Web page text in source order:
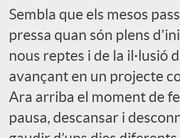
x
e
s
S
Sembla que els mesos
pressa quan són plens
nous reptes i de la il·lusió
avançant en un projecte
Ara arriba el moment de
pausa, descansar i